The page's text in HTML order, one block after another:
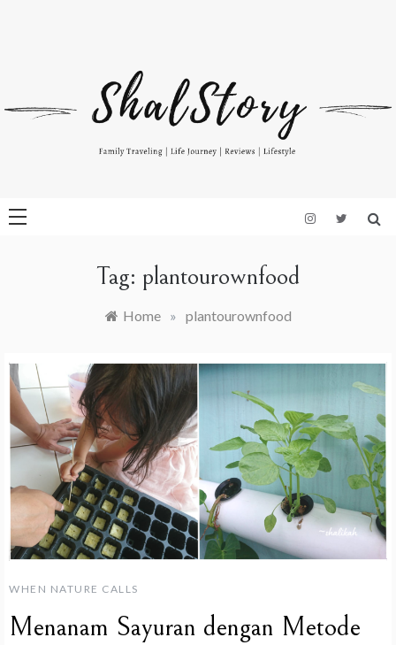
www.shalstory.com
Tag: plantourownfood
Home » plantourownfood
WHEN NATURE CALLS
Menanam Sayuran dengan Metode